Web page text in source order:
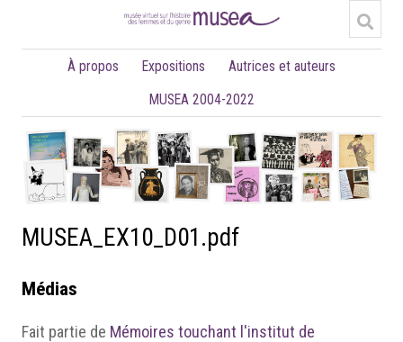
À propos Expositions
Autrices et auteurs
MUSEA 2004-2022
MUSEA_EX10_D01.pdf
Médias
Fait partie de Mémoires touchant l'institut de